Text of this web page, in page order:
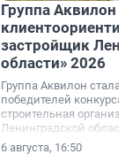
Группа Аквилон
застройщик
области» 2026
Группа Аквилон стала
победителей конкурса
строительная
Ленинградской области
номинации «Самый
6 августа, 16:50